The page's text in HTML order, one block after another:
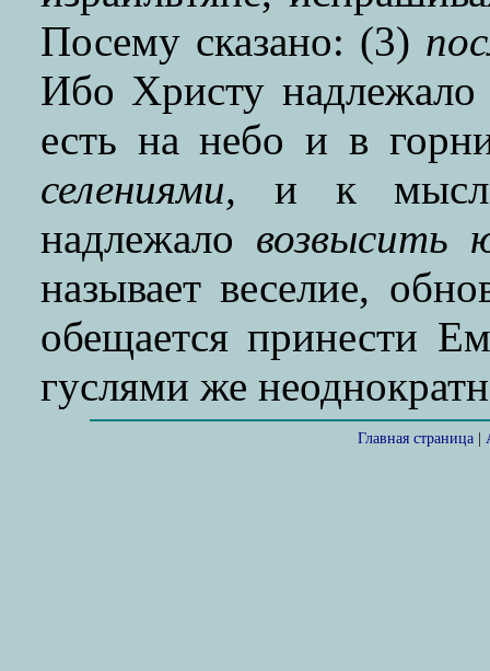
Посему сказано: (3)
Ибо Христу
есть на небо и в
селениями, и к
надлежало возвысить
называет веселие,
обещается принести
гуслями же
Главная страница|